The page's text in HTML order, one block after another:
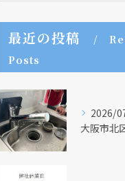
最近の投稿
Posts
2026/